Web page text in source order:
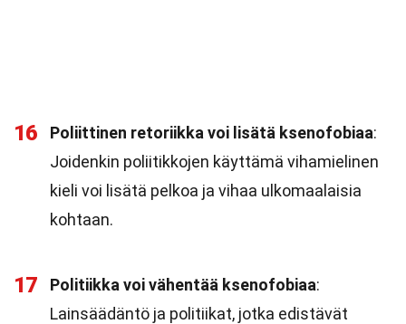
16 Poliittinen retoriikka voi lisätä ksenofobiaa:
Joidenkin poliitikkojen käyttämä vihamielinen
kieli voi lisätä pelkoa ja vihaa ulkomaalaisia
kohtaan.
17 Politiikka voi vähentää ksenofobiaa:
Lainsäädäntö ja politiikat, jotka edistävät